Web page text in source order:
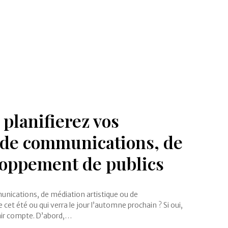
vos
communications, de
de publics
de médiation artistique ou de
été ou qui verra le jour l’automne prochain ? Si oui,
compte. D’abord,…